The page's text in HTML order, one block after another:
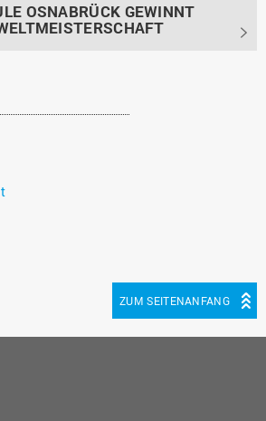
OSNABRÜCK GEWINNT
ZUM SEITENANFANG